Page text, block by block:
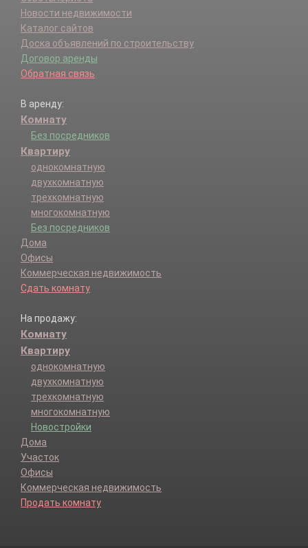
Новости недвижимости
Каталог сайтов
Доска объявлений по строительству
Договор аренды
Обратная связь
В аренду:
Комнату
Без посредников
Квартиру
однокомнатную
двухкомнатную
трехкомнатную
многокомнатную
Без посредников
Дома
Офисы
Коммерческая недвижимость
Сдать комнату
На продажу:
Комнату
Квартиру
однокомнатную
двухкомнатную
трехкомнатную
многокомнатную
Новостройки
Дома
Участок
Офисы
Коммерческая недвижимость
Продать комнату